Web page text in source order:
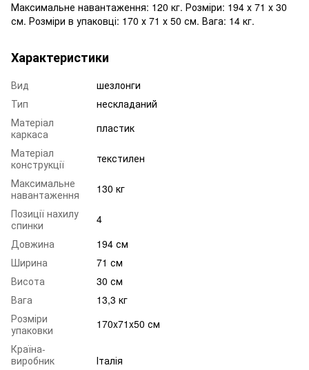
Максимальне навантаження: 120 кг. Розміри: 194 х 71 х 30
см. Розміри в упаковці: 170 х 71 х 50 см. Вага: 14 кг.
Характеристики
Вид
шезлонги
Тип
нескладаний
Матеріал
каркаса
пластик
Матеріал
конструкції
текстилен
Максимальне
навантаження
130 кг
Позиції нахилу
спинки
4
Довжина
194 см
Ширина
71 см
Висота
30 см
Вага
13,3 кг
Розміри
упаковки
170x71x50 см
Країна-
виробник
Італія